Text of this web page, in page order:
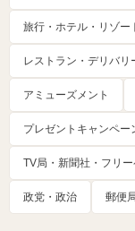
旅行・ホテル・リゾー
レストラン・デリバリ
アミューズメント
プレゼントキャンペー
TV局・新聞社・フリ
政党・政治 郵便